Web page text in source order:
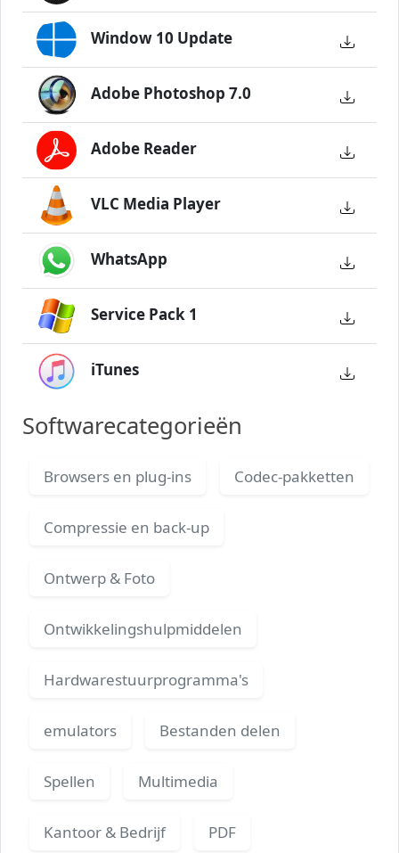
Window 10 Update
Adobe Photoshop 7.0
Adobe Reader
VLC Media Player
WhatsApp
Service Pack 1
iTunes
Softwarecategorieën
Browsers en plug-ins Codec-pakketten
Compressie en back-up
Ontwerp & Foto
Ontwikkelingshulpmiddelen
Hardwarestuurprogramma's
emulators Bestanden delen
Spellen Multimedia
Kantoor & Bedrijf PDF